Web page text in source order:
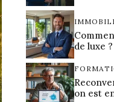
de luxe ?
on est